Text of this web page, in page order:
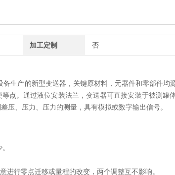
加工定制 否
产的新型变送器，关键原材料，元器件和零部件均
点。通过液位安装法兰，变送器可直接安装于被测罐
压、压力、压力的测量，具有模拟或数字输出信号。
行零点迁移或量程的改变，两个调整互不影响。